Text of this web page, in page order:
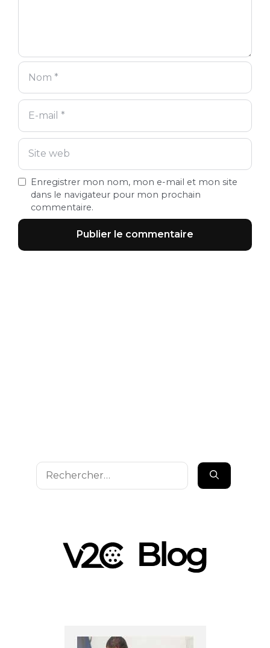
Enregistrer mon nom, mon e-mail et mon site
dans le navigateur pour mon prochain
commentaire.
Rechercher :